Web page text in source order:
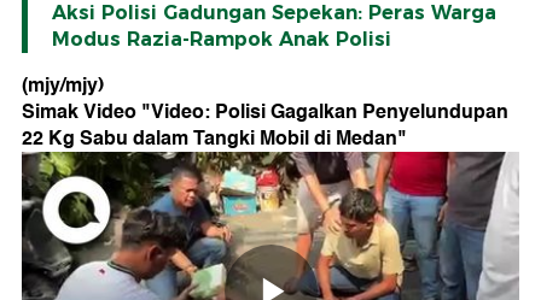
Aksi Polisi Gadungan Sepekan: Peras Warga
Modus Razia-Rampok Anak Polisi
(mjy/mjy)
Simak Video "Video: Polisi Gagalkan Penyelundupan
22 Kg Sabu dalam Tangki Mobil di Medan"